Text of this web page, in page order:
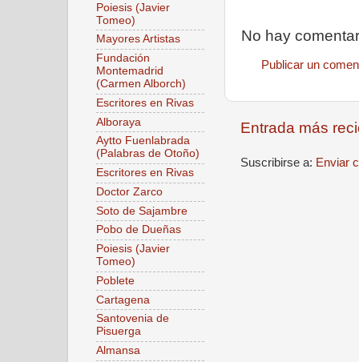
No hay
Publicar un
Entrada más
Suscribirse a: Enviar
Poiesis (Javier
Tomeo)
Mayores Artistas
Fundación
Montemadrid
(Carmen Alborch)
Escritores en Rivas
Alboraya
Aytto Fuenlabrada
(Palabras de Otoño)
Escritores en Rivas
Doctor Zarco
Soto de Sajambre
Pobo de Dueñas
Poiesis (Javier
Tomeo)
Poblete
Cartagena
Santovenia de
Pisuerga
Almansa